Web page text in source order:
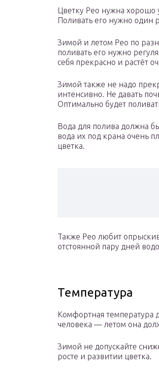
Цветку Рео нужна хорошо
Поливать его нужно один
Зимой и летом Рео по
поливать его нужно
себя прекрасно и растёт
Зимой также не надо
интенсивно. Не давать
Оптимально будет
Вода для полива должна
вода их под крана очень
цветка.
Также Рео любит
отстоянной пару дней
Температура
Комфортная температура
человека — летом она
Зимой не допускайте
росте и развитии цветка.